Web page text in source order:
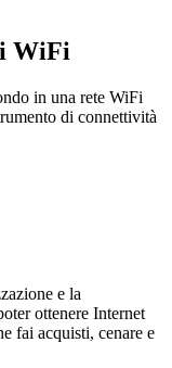
WiFi
in una rete WiFi
di connettività
e la
ottenere Internet
fai acquisti, cenare e